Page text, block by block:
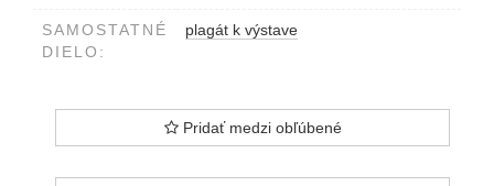
SAMOSTATNÉ
DIELO:
plagát k výstave
Pridať medzi obľúbené